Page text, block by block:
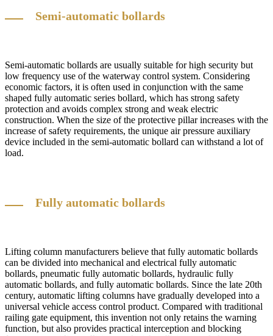
Semi-automatic bollards
Semi-automatic bollards are usually suitable for high security but
low frequency use of the waterway control system. Considering
economic factors, it is often used in conjunction with the same
shaped fully automatic series bollard, which has strong safety
protection and avoids complex strong and weak electric
construction. When the size of the protective pillar increases with the
increase of safety requirements, the unique air pressure auxiliary
device included in the semi-automatic bollard can withstand a lot of
load.
Fully automatic bollards
Lifting column manufacturers believe that fully automatic bollards
can be divided into mechanical and electrical fully automatic
bollards, pneumatic fully automatic bollards, hydraulic fully
automatic bollards, and fully automatic bollards. Since the late 20th
century, automatic lifting columns have gradually developed into a
universal vehicle access control product. Compared with traditional
railing gate equipment, this invention not only retains the warning
function, but also provides practical interception and blocking